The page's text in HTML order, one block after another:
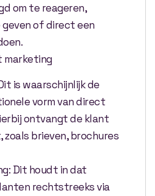
om te reageren,
of direct een
marketing
is waarschijnlijk de
vorm van direct
ontvangt de klant
brieven, brochures
Dit houdt in dat
rechtstreeks via